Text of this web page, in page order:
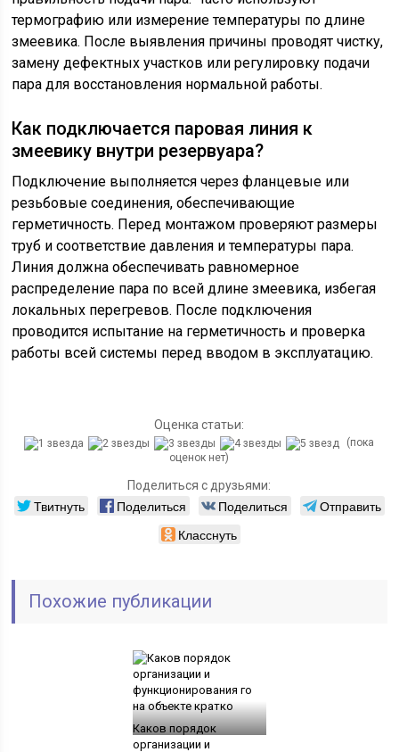
термографию или измерение температуры по длине
змеевика. После выявления причины проводят чистку,
замену дефектных участков или регулировку подачи
пара для восстановления нормальной работы.
Как подключается паровая линия к
змеевику внутри резервуара?
Подключение выполняется через фланцевые или
резьбовые соединения, обеспечивающие
герметичность. Перед монтажом проверяют размеры
труб и соответствие давления и температуры пара.
Линия должна обеспечивать равномерное
распределение пара по всей длине змеевика, избегая
локальных перегревов. После подключения
проводится испытание на герметичность и проверка
работы всей системы перед вводом в эксплуатацию.
Оценка статьи:
(пока
оценок нет)
Поделиться с друзьями:
Твитнуть Поделиться Поделиться
Отправить
Класснуть
Похожие публикации
Каков порядок
организации и